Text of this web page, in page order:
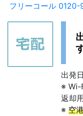
フリーコール
出発
※ Wi-
返却
※ 空